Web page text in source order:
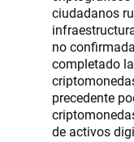
ciudadanos
no
completado
precedente
de activos